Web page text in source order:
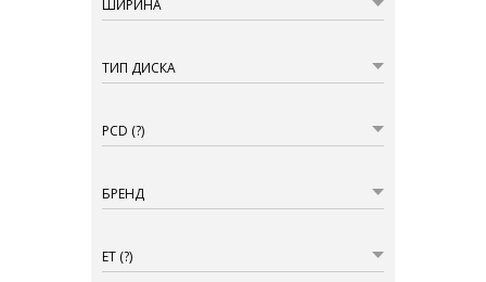
ШИРИНА
ТИП ДИСКА
PCD (?)
БРЕНД
ET (?)